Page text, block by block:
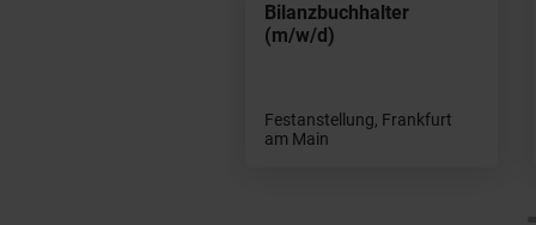
Bilanzbuchhalter
(m/w/d)
Festanstellung, Frankfurt
am Main